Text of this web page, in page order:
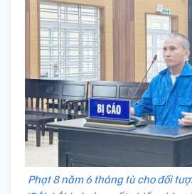
Phạt 8 năm 6 tháng tù cho đối